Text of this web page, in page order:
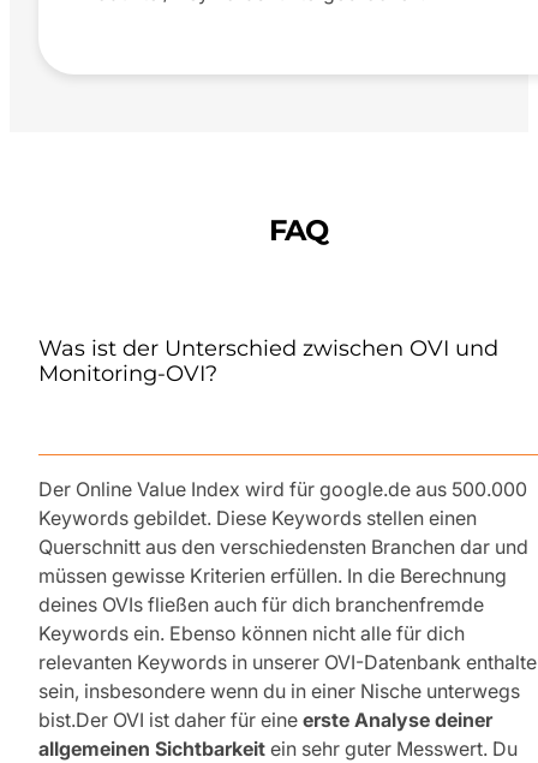
FAQ
Was ist der Unterschied zwischen OVI und
Monitoring-OVI?
Der Online Value Index wird für google.de aus 500.000
Keywords gebildet. Diese Keywords stellen einen
Querschnitt aus den verschiedensten Branchen dar und
müssen gewisse Kriterien erfüllen. In die Berechnung
deines OVIs fließen auch für dich branchenfremde
Keywords ein. Ebenso können nicht alle für dich
relevanten Keywords in unserer OVI-Datenbank
sein, insbesondere wenn du in einer Nische unterwegs
bist.Der OVI ist daher für eine erste Analyse deiner
allgemeinen Sichtbarkeit ein sehr guter Messwert. Du